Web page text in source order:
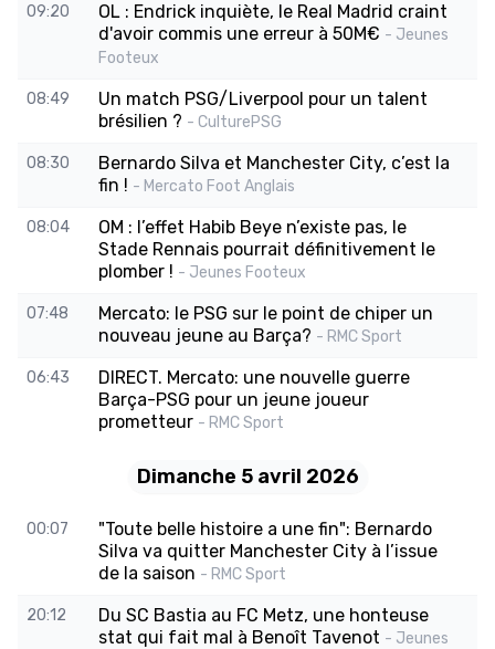
09:20
OL : Endrick inquiète, le Real Madrid craint
d'avoir commis une erreur à 50M€ - Jeunes
Footeux
08:49
Un match PSG/Liverpool pour un talent
brésilien ? - CulturePSG
08:30
Bernardo Silva et Manchester City, c’est la
fin ! - Mercato Foot Anglais
08:04
OM : l’effet Habib Beye n’existe pas, le
Stade Rennais pourrait définitivement le
plomber ! - Jeunes Footeux
07:48
Mercato: le PSG sur le point de chiper un
nouveau jeune au Barça? - RMC Sport
06:43
DIRECT. Mercato: une nouvelle guerre
Barça-PSG pour un jeune joueur
prometteur - RMC Sport
Dimanche 5 avril 2026
00:07
"Toute belle histoire a une fin": Bernardo
Silva va quitter Manchester City à l’issue
de la saison - RMC Sport
20:12
Du SC Bastia au FC Metz, une honteuse
stat qui fait mal à Benoît Tavenot - Jeunes